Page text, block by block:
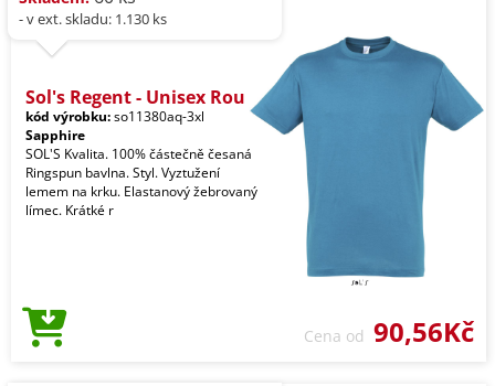
- v ext. skladu: 1.130 ks
Sol's Regent - Unisex Rou
kód výrobku:so11380aq-3xl
Sapphire
SOL'S Kvalita. 100% částečně česaná
Ringspun bavlna. Styl. Vyztužení
lemem na krku. Elastanový žebrovaný
límec. Krátké r
Cena od 90,56Kč